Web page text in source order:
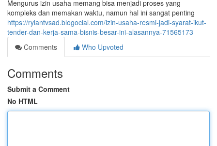
Mengurus izin usaha memang bisa menjadi proses yang
kompleks dan memakan waktu, namun hal ini sangat penting
https://rylantvsad.blogocial.com/izin-usaha-resmi-jadi-syarat-ikut-
tender-dan-kerja-sama-bisnis-besar-ini-alasannya-71565173
Comments
Who Upvoted
Comments
Submit a Comment
No HTML